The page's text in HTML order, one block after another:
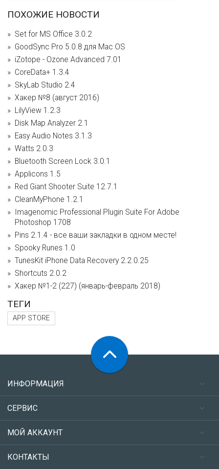
ПОХОЖИЕ НОВОСТИ
Set for MS Office 3.0.2
GoodSync Pro 5.0.8 для Mac OS
iZotope - Ozone Advanced 7.01
CoreData+ 1.3.4
SkyLab Studio 2.4
Хакер №8 (август 2016)
LilyView 1.2.3
Disk Map Analyzer 2.1
Easy Audio Notes 3.1.3
Watts 2.0.3
Bluetooth Screen Lock 3.0.1
Applicons 1.5
Red Giant Shooter Suite 12.7.1
CleanMyPhone 1.2.1
Imagenomic Professional Plugin Suite For Adobe
Photoshop 1708
Pins 2.1.4 - все ваши закладки в одном месте!
Spooky Runes 1.0
TunesKit iPhone Data Recovery 2.2.0.25
Shortcuts 2.0.2
Хакер №1-2 (227) (январь-февраль 2018)
ТЕГИ
APP STORE
ИНФОРМАЦИЯ
СЕРВИС
МОЙ АККАУНТ
КОНТАКТЫ